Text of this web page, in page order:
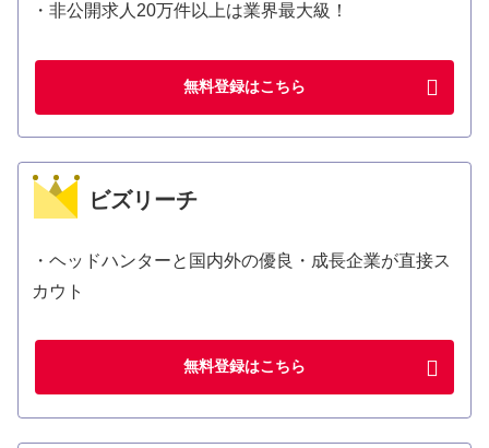
・非公開求人20万件以上は業界最大級！
無料登録はこちら
ビズリーチ
・ヘッドハンターと国内外の優良・成長企業が直接ス
カウト
無料登録はこちら